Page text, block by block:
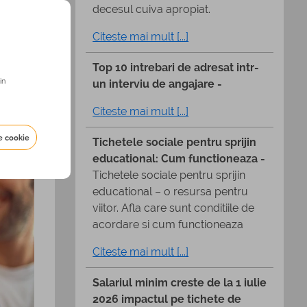
ai
au,
creat.
decesul cuiva apropiat.
Citeste mai mult [...]
Top 10 intrebari de adresat intr-
un interviu de angajare -
Citeste mai mult [...]
Tichetele sociale pentru sprijin
educational: Cum functioneaza -
Tichetele sociale pentru sprijin
educational – o resursa pentru
viitor. Afla care sunt conditiile de
acordare si cum functioneaza
Citeste mai mult [...]
Salariul minim creste de la 1 iulie
2026 impactul pe tichete de
cookie